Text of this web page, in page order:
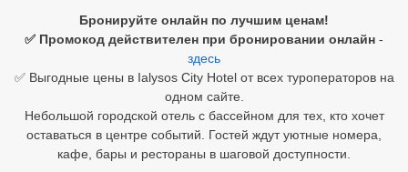
Бронируйте онлайн по лучшим ценам!
✅ Промокод действителен при бронировании онлайн -
здесь
✅ Выгодные цены в Ialysos City Hotel от всех туроператоров на
одном сайте.
Небольшой городской отель с бассейном для тех, кто хочет
оставаться в центре событий. Гостей ждут уютные номера,
кафе, бары и рестораны в шаговой доступности.
Египет
Куба
Бали